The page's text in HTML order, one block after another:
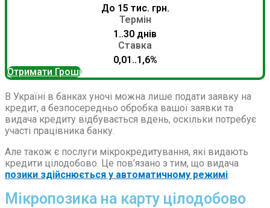
До 15 тис. грн.
Термін
1..30 днів
Ставка
0,01..1,6%
Отримати Гроші
В Україні в банках уночі можна лише подати заявку на
кредит, а безпосередньо обробка вашої заявки та
видача кредиту відбувається вдень, оскільки потребує
участі працівника банку.
Але також є послуги мікрокредитування, які видають
кредити цілодобово. Це пов’язано з тим, що видача
позики здійснюється у автоматичному режимі.
Мікропозика на карту цілодобово